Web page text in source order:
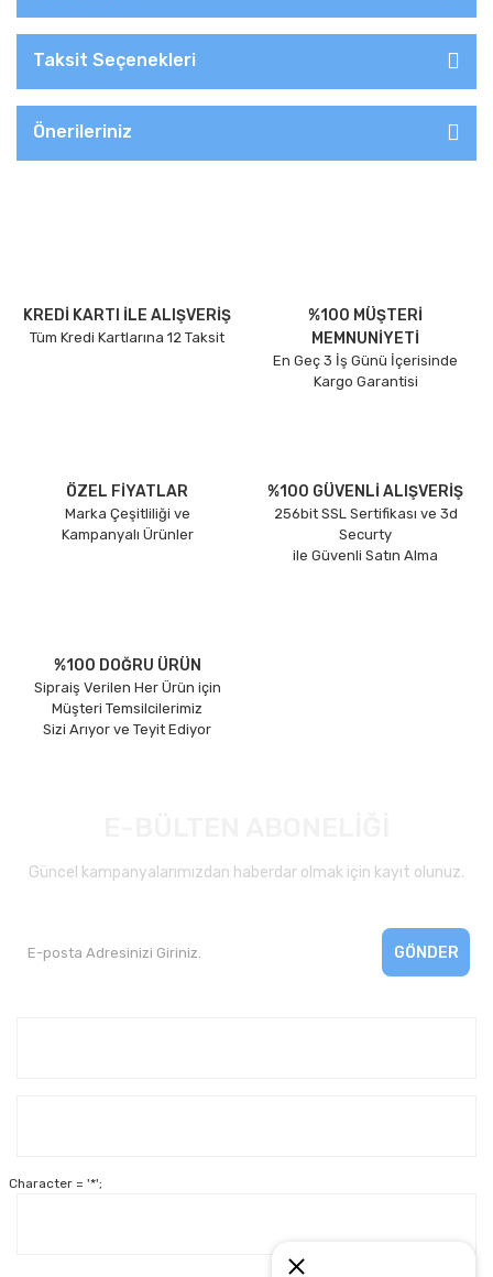
Taksit Seçenekleri
Önerileriniz
KREDİ KARTI İLE ALIŞVERİŞ
Tüm Kredi Kartlarına 12 Taksit
%100 MÜŞTERİ
MEMNUNİYETİ
En Geç 3 İş Günü İçerisinde
Kargo Garantisi
ÖZEL FİYATLAR
Marka Çeşitliliği ve
Kampanyalı Ürünler
%100 GÜVENLİ ALIŞVERİŞ
256bit SSL Sertifikası ve 3d
Securty
ile Güvenli Satın Alma
%100 DOĞRU ÜRÜN
Sipraiş Verilen Her Ürün için
Müşteri Temsilcilerimiz
Sizi Arıyor ve Teyit Ediyor
Güncel kampanyalarımızdan haberdar olmak için kayıt olunuz.
GÖNDER
Character = '*';